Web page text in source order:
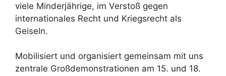
viele Minderjährige, im Verstoß gegen
internationales Recht und Kriegsrecht als
Geiseln.
Mobilisiert und organisiert gemeinsam mit uns
zentrale Großdemonstrationen am 15. und 18.